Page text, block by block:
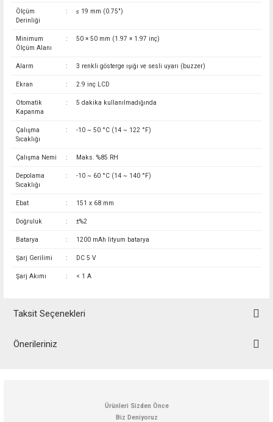
Ölçüm
Derinliği
: ≤ 19 mm (0.75")
Minimum
Ölçüm Alanı
: 50 × 50 mm (1.97 × 1.97 inç)
Alarm : 3 renkli gösterge ışığı ve sesli uyarı (buzzer)
Ekran : 2.9 inç LCD
Otomatik
Kapanma
: 5 dakika kullanılmadığında
Çalışma
Sıcaklığı
: -10 ~ 50 °C (14 ~ 122 °F)
Çalışma Nemi : Maks. %85 RH
Depolama
Sıcaklığı
: -10 ~ 60 °C (14 ~ 140 °F)
Ebat : 151 x 68 mm
Doğruluk : ±%2
Batarya : 1200 mAh lityum batarya
Şarj Gerilimi : DC 5 V
Şarj Akımı : < 1 A
Taksit Seçenekleri
Önerileriniz
Görüş ve önerileriniz için teşekkür ederiz.
Ürünleri Sizden Önce
Biz Deniyoruz